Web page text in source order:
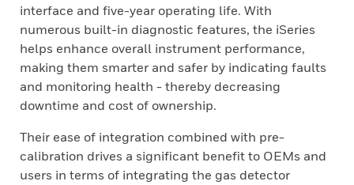
interface and five-year operating life. With
numerous built-in diagnostic features, the iSeries
helps enhance overall instrument performance,
making them smarter and safer by indicating faults
and monitoring health - thereby decreasing
downtime and cost of ownership.
Their ease of integration combined with pre-
calibration drives a significant benefit to OEMs and
users in terms of integrating the gas detector